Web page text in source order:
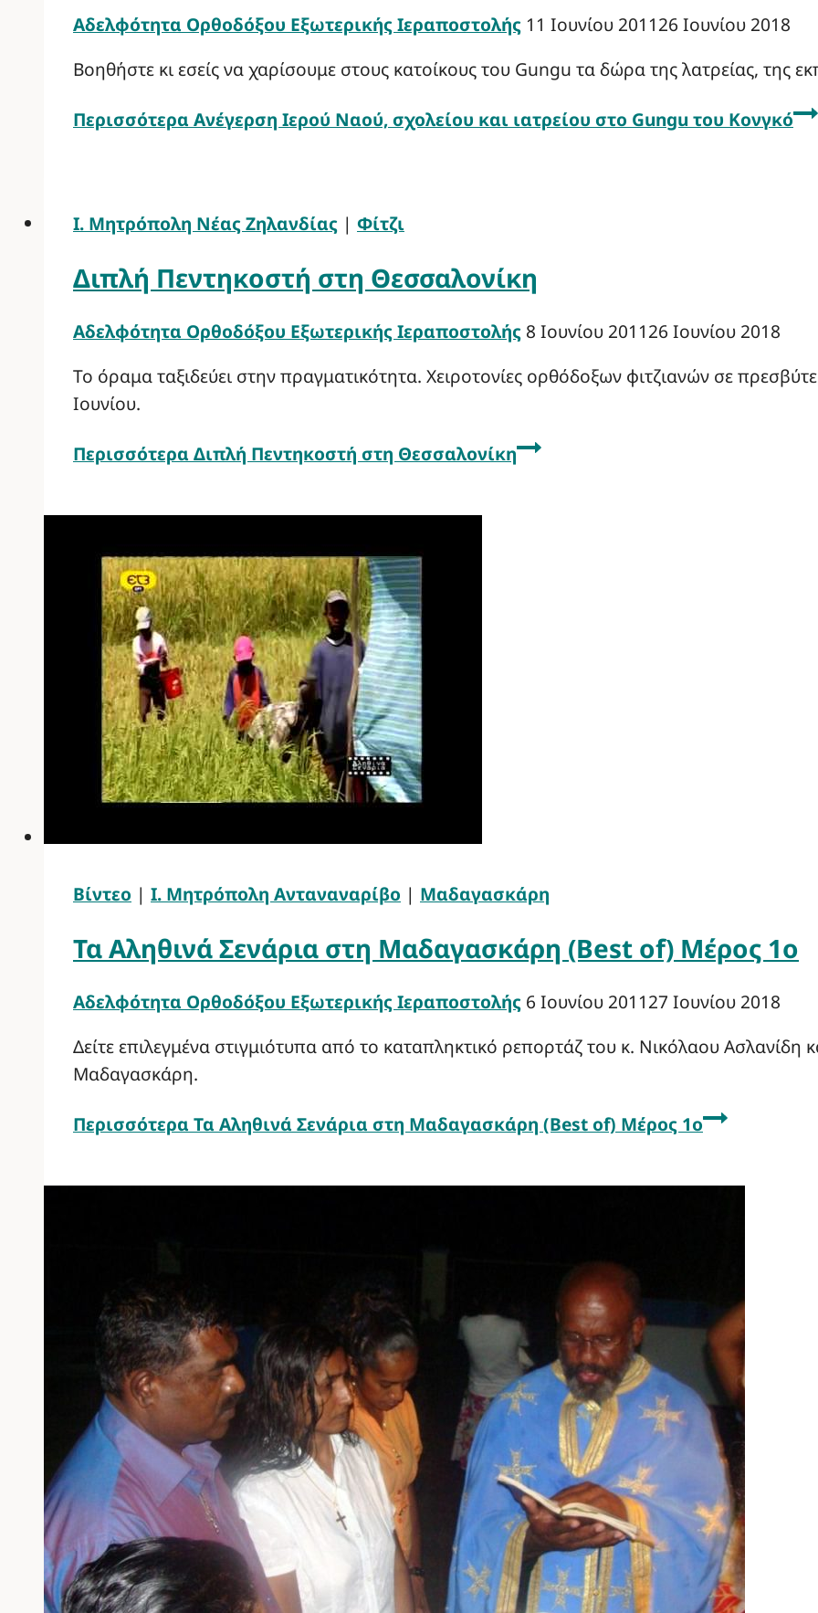
Αδελφότητα Ορθοδόξου Εξωτερικής Ιεραποστολής 11 Ιουνίου 201126 Ιουνίου 2018
Βοηθήστε κι εσείς να χαρίσουμε στους κατοίκους του Gungu τα δώρα της λατρείας, της
Περισσότερα Ανέγερση Ιερού Ναού, σχολείου και ιατρείου στο Gungu του Κονγκό
Ι. Μητρόπολη Νέας Ζηλανδίας | Φίτζι
Διπλή Πεντηκοστή στη Θεσσαλονίκη
Αδελφότητα Ορθοδόξου Εξωτερικής Ιεραποστολής 8 Ιουνίου 201126 Ιουνίου 2018
Το όραμα ταξιδεύει στην πραγματικότητα. Χειροτονίες ορθόδοξων φιτζιανών σε
Ιουνίου.
Περισσότερα Διπλή Πεντηκοστή στη Θεσσαλονίκη
Βίντεο | Ι. Μητρόπολη Ανταναναρίβο | Μαδαγασκάρη
Τα Αληθινά Σενάρια στη Μαδαγασκάρη (Best of) Μέρος 1ο
Αδελφότητα Ορθοδόξου Εξωτερικής Ιεραποστολής 6 Ιουνίου 201127 Ιουνίου 2018
Δείτε επιλεγμένα στιγμιότυπα από το καταπληκτικό ρεπορτάζ του κ. Νικόλαου Ασλανίδη
Μαδαγασκάρη.
Περισσότερα Τα Αληθινά Σενάρια στη Μαδαγασκάρη (Best of) Μέρος 1ο